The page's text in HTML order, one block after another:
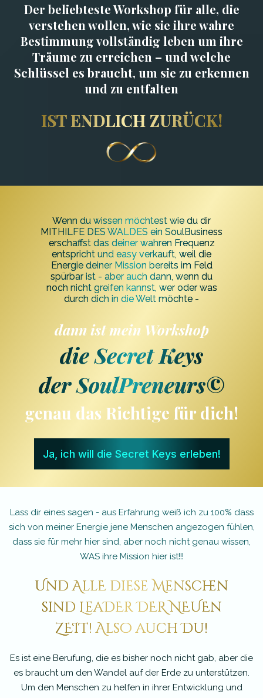
Der beliebteste Workshop für alle, die
verstehen wollen, wie sie ihre wahre
Bestimmung vollständig leben um ihre
Träume zu erreichen – und welche
Schlüssel es braucht, um sie zu erkennen
und zu entfalten
IST ENDLICH ZURÜCK!
Wenn du wissen möchtest wie du dir
MITHILFE DES WALDES ein SoulBusiness
erschaffst das deiner wahren Frequenz
entspricht und easy verkauft, weil die
Energie deiner Mission bereits im Feld
spürbar ist - aber auch dann, wenn du
noch nicht greifen kannst, wer oder was
durch dich in die Welt möchte -
dann ist mein Workshop
die Secret Keys
der SoulPreneurs©
genau das Richtige für dich!
Ja, ich will die Secret Keys erleben!
Lass dir eines sagen - aus Erfahrung weiß ich zu 100% dass
sich von meiner Energie jene Menschen angezogen fühlen,
dass sie für mehr hier sind, aber noch nicht genau wissen,
WAS ihre Mission hier ist!!!
Und AllE diese Menschen
sind LeaDEr DER NEUEn
ZEIT! Also auch Du!
Es ist eine Berufung, die es bisher noch nicht gab, aber die
es braucht um den Wandel auf der Erde zu unterstützen.
Um den Menschen zu helfen in ihrer Entwicklung und